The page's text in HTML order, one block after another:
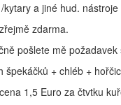
a jiné hud. nástroje
zdarma.
pošlete mě
+ chléb +
1,5 Euro za čtvtku